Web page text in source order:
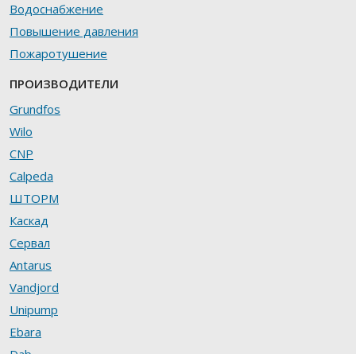
Водоснабжение
Повышение давления
Пожаротушение
ПРОИЗВОДИТЕЛИ
Grundfos
Wilo
CNP
Calpeda
ШТОРМ
Каскад
Сервал
Antarus
Vandjord
Unipump
Ebara